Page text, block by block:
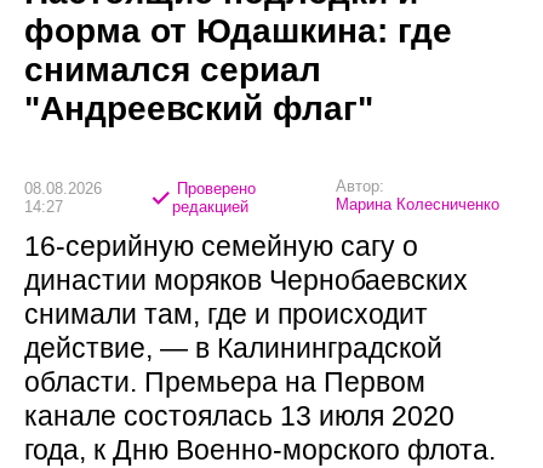
форма от Юдашкина: где
снимался сериал
"Андреевский флаг"
08.08.2026
14:27
Проверено
редакцией
Автор:
Марина Колесниченко
16-серийную семейную сагу о
династии моряков Чернобаевских
снимали там, где и происходит
действие, — в Калининградской
области. Премьера на Первом
канале состоялась 13 июля 2020
года, к Дню Военно-морского флота.